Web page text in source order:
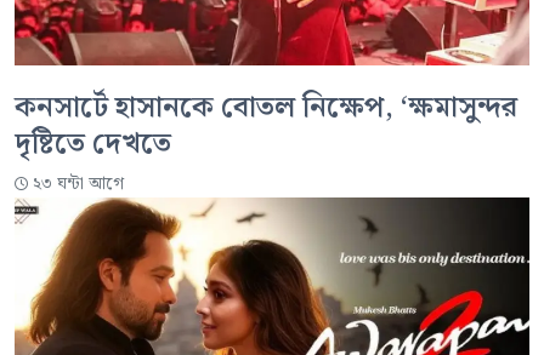
কনসার্টে হাসানকে বোতল নিক্ষেপ, ‘ক্ষমাসুন্দর
দৃষ্টিতে দেখতে
২৩ ঘন্টা আগে